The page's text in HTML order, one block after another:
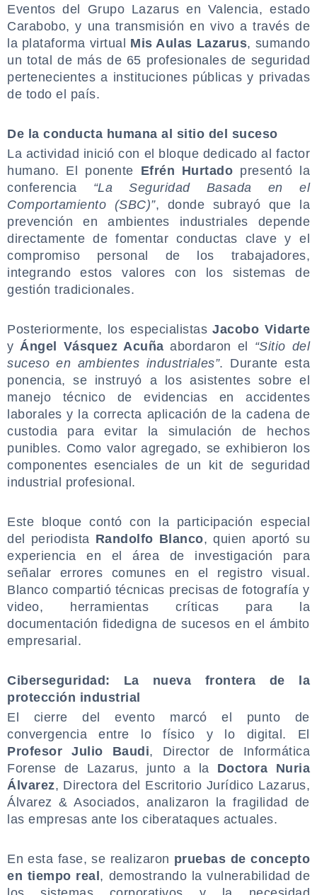
Eventos del Grupo Lazarus en Valencia, estado
Carabobo, y una transmisión en vivo a través de
la plataforma virtual Mis Aulas Lazarus, sumando
un total de más de 65 profesionales de seguridad
pertenecientes a instituciones públicas y privadas
de todo el país.
De la conducta humana al sitio del suceso
La actividad inició con el bloque dedicado al factor
humano. El ponente Efrén Hurtado presentó la
conferencia “La Seguridad Basada en el
Comportamiento (SBC)”, donde subrayó que la
prevención en ambientes industriales depende
directamente de fomentar conductas clave y el
compromiso personal de los trabajadores,
integrando estos valores con los sistemas de
gestión tradicionales.
Posteriormente, los especialistasJacobo Vidarte
yÁngel Vásquez Acuña abordaron el “Sitio del
suceso en ambientes industriales”. Durante esta
ponencia, se instruyó a los asistentes sobre el
manejo técnico de evidencias en accidentes
laborales y la correcta aplicación de la cadena de
custodia para evitar la simulación de hechos
punibles. Como valor agregado, se exhibieron los
componentes esenciales de un kit de seguridad
industrial profesional.
Este bloque contó con la participación especial
del periodista Randolfo Blanco, quien aportó su
experiencia en el área de investigación para
señalar errores comunes en el registro visual.
Blanco compartió técnicas precisas de fotografía y
video, herramientas críticas para la
documentación fidedigna de sucesos en el ámbito
empresarial.
Ciberseguridad: La nueva frontera de la
protección industrial
El cierre del evento marcó el punto de
convergencia entre lo físico y lo digital. El
Profesor Julio Baudi, Director de Informática
Forense de Lazarus, junto a la Doctora Nuria
Álvarez, Directora del Escritorio Jurídico Lazarus,
Álvarez & Asociados, analizaron la fragilidad de
las empresas ante los ciberataques actuales.
En esta fase, se realizaron pruebas de concepto
en tiempo real , demostrando la vulnerabilidad de